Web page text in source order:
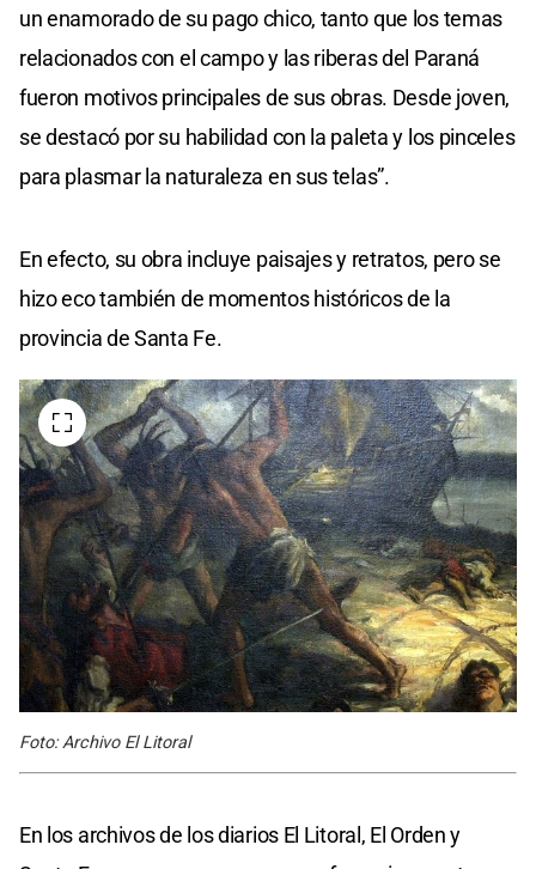
un enamorado de su pago chico, tanto que los temas
relacionados con el campo y las riberas del Paraná
fueron motivos principales de sus obras. Desde joven,
se destacó por su habilidad con la paleta y los pinceles
para plasmar la naturaleza en sus telas”.
En efecto, su obra incluye paisajes y retratos, pero se
hizo eco también de momentos históricos de la
provincia de Santa Fe.
Foto: Archivo El Litoral
En los archivos de los diarios El Litoral, El Orden y